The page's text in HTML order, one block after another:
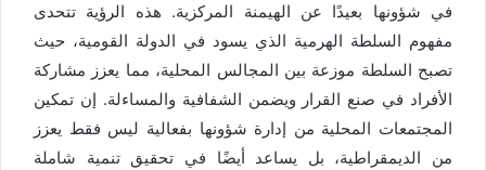
في شؤونها بعيدًا عن الهيمنة المركزية. هذه الرؤية تتحدى
مفهوم السلطة الهرمية الذي يسود في الدولة القومية، حيث
تصبح السلطة موزعة بين المجالس المحلية، مما يعزز مشاركة
الأفراد في صنع القرار ويضمن الشفافية والمساءلة. إن تمكين
المجتمعات المحلية من إدارة شؤونها بفعالية ليس فقط يعزز
من الديمقراطية، بل يساعد أيضًا في تحقيق تنمية شاملة